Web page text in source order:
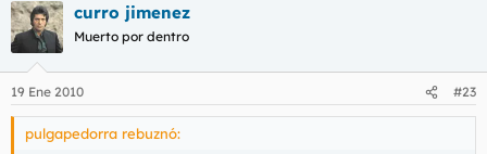
curro jimenez
Muerto por dentro
19 Ene 2010 #23
pulgapedorra rebuznó: